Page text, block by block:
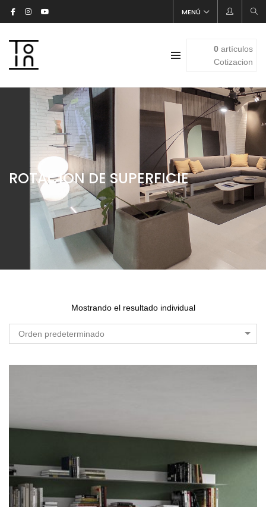
MENÚ
0artículos
Cotizacion
ROTACION DE SUPERFICIE
Mostrando el resultado individual
Orden predeterminado